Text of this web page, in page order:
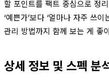
할 포인트를 팩트 중심으로 정
‘예쁜가’보다 ‘얼마나 자주 쓰
관리 방법까지 함께 보는 게 좋
상세 정보 및 스펙 분